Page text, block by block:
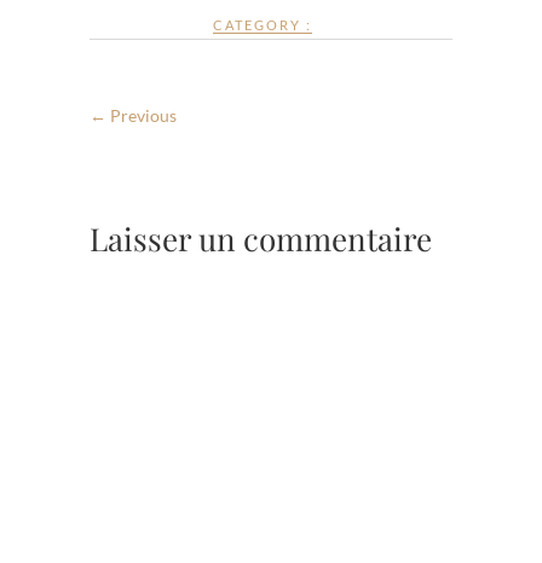
CATEGORY :
← Previous
Laisser un commentaire